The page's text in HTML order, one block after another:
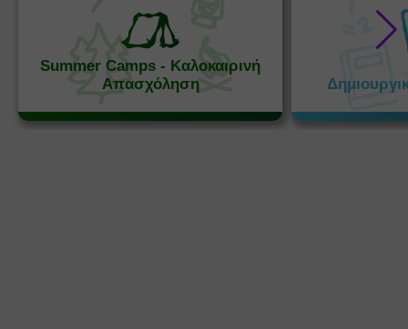
Summer Camps - Καλοκαιρινή
Απασχόληση